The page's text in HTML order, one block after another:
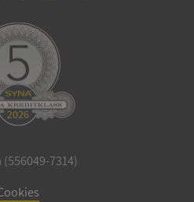
(556049-7314)
Microsoft
Corporation
de.syna.se